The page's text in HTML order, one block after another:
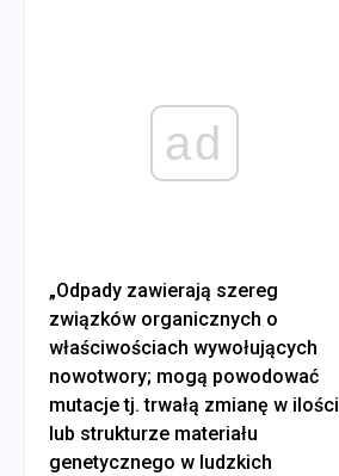
ad
„Odpady zawierają szereg
związków organicznych o
właściwościach wywołujących
nowotwory; mogą powodować
mutacje tj. trwałą zmianę w ilości
lub strukturze materiału
genetycznego w ludzkich